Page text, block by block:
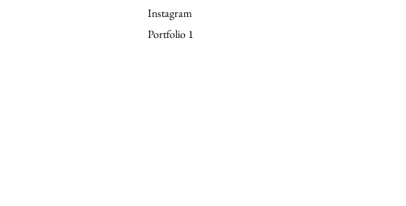
Instagram
Portfolio 1